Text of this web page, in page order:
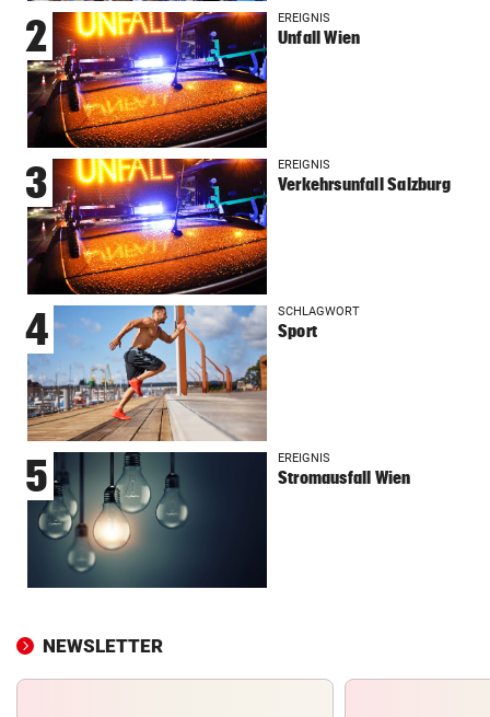
2 EREIGNIS
Unfall Wien
3 EREIGNIS
Verkehrsunfall Salzburg
4 SCHLAGWORT
Sport
5 EREIGNIS
Stromausfall Wien
NEWSLETTER